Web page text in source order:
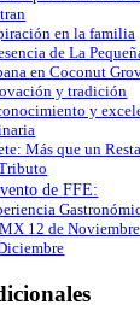
en la familia
de La
en Coconut
y tradición
y
Más que un
de FFE:
12 de